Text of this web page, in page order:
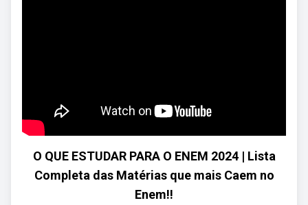
O QUE ESTUDAR PARA O ENEM 2024 | Lista
Completa das Matérias que mais Caem no
Enem‼️